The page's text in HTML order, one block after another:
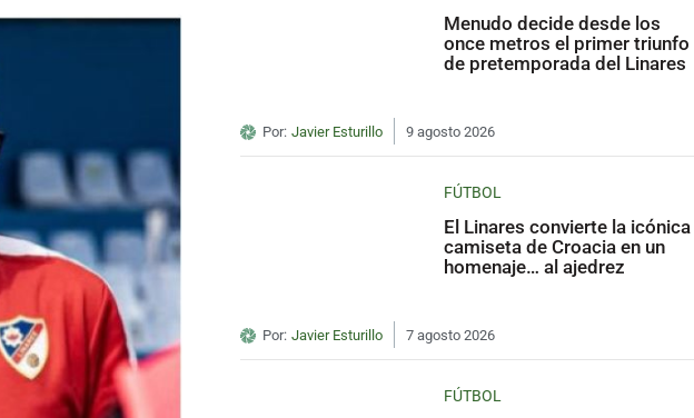
Menudo decide desde los
once metros el primer triunfo
de pretemporada del Linares
Por: Javier Esturillo 9 agosto 2026
FÚTBOL
El Linares convierte la icónica
camiseta de Croacia en un
homenaje… al ajedrez
Por: Javier Esturillo 7 agosto 2026
FÚTBOL